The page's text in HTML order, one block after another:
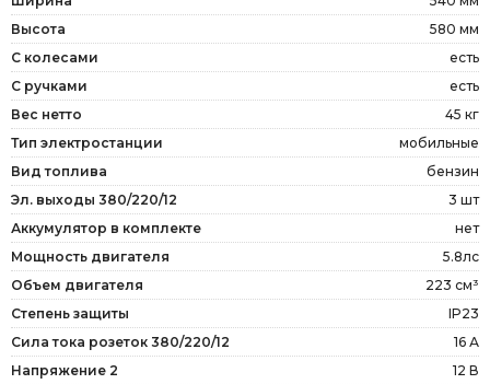
Высота
580 мм
С колесами
есть
С ручками
есть
Вес нетто
45 кг
Тип электростанции
мобильные
Вид топлива
бензин
Эл. выходы 380/220/12
3 шт
Аккумулятор в комплекте
нет
Мощность двигателя
5.8лс
Объем двигателя
223 см³
Степень защиты
IP23
Сила тока розеток 380/220/12
16 А
Напряжение 2
12 В